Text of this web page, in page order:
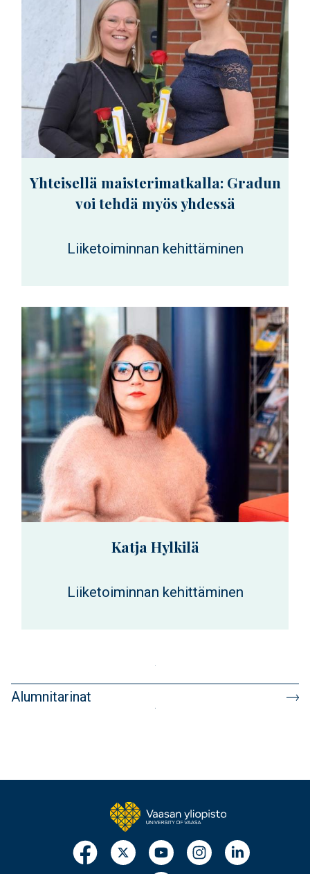
Yhteisellä maisterimatkalla: Gradun
voi tehdä myös yhdessä
Liiketoiminnan kehittäminen
Katja Hylkilä
Liiketoiminnan kehittäminen
Alumnitarinat